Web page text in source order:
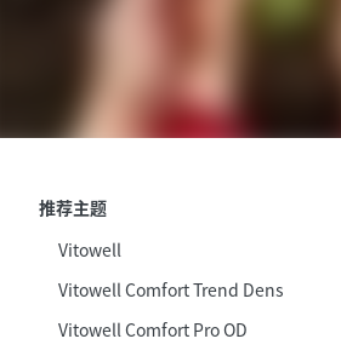
推荐主题
Vitowell
Vitowell Comfort Trend Dens
Vitowell Comfort Pro OD